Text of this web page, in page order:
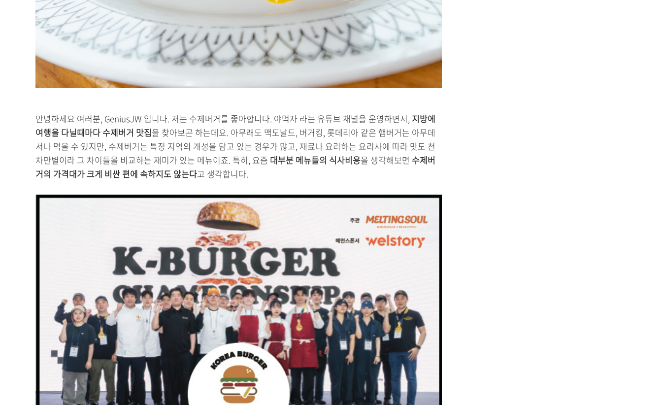
안녕하세요 여러분, GeniusJW 입니다. 저는 수제버거를 좋아합니다. 야먹자 라는 유튜브 채널을 운영하면서, 지방에
여행을 다닐때마다 수제버거 맛집을 찾아보곤 하는데요. 아무래도 맥도날드, 버거킹, 롯데리아 같은 햄버거는 아무데
서나 먹을 수 있지만, 수제버거는 특정 지역의 개성을 담고 있는 경우가 많고, 재료나 요리하는 요리사에 따라 맛도 천
차만별이라 그 차이들을 비교하는 재미가 있는 메뉴이죠. 특히, 요즘 대부분 메뉴들의 식사비용을 생각해보면 수제버
거의 가격대가 크게 비싼 편에 속하지도 않는다고 생각합니다.